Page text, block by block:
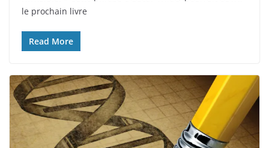
le prochain livre
Read More